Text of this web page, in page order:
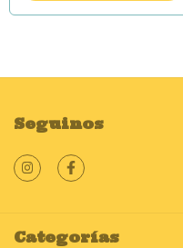
Seguinos
Categorías